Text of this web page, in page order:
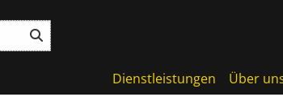
Dienstleistungen Über